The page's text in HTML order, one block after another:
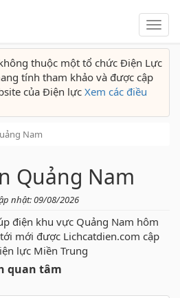
Lịch
cắt
thuộc một tổ chức Điện Lực
tính tham khảo và được cập
của Điện lực Xem các điều
Nam
Quảng Nam
nhật: 09/08/2026
điện khu vực Quảng Nam hôm
mới được Lichcatdien.com cập
lực Miền Trung
quan tâm